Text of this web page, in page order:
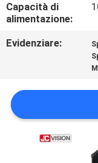
CASI
CHIEDI UN
MAPPA
Capacità di
alimentazione:
Evidenziare: